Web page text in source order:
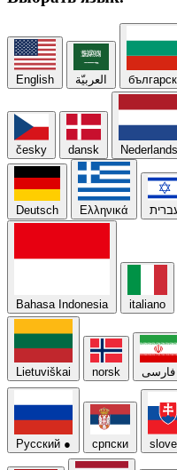
English العربيّة
česky dansk Nederlands
Deutsch Ελληνικά
Bahasa Indonesia italiano
Lietuviškai norsk فارسی
Русский ● српски